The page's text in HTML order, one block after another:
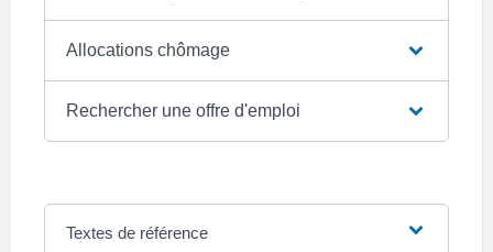
Allocations chômage
Rechercher une offre d'emploi
Textes de référence